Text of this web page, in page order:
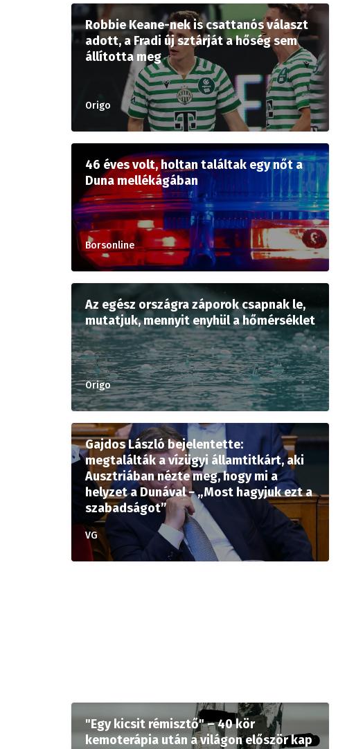
Robbie Keane-nek is csattanós választ
adott, a Fradi új sztárját a hőség sem
állította meg
Origo
46 éves volt, holtan találtak egy nőt a
Duna mellékágában
Borsonline
Az egész országra záporok csapnak le,
mutatjuk, mennyit enyhül a hőmérséklet
Origo
Gajdos László bejelentette:
megtalálták a vízügyi államtitkárt, aki
Ausztriában nézte meg, hogy mi a
helyzet a Dunával − „Most hagyjuk ezt a
szabadságot”
VG
"Egy kicsit rémisztő" – 40 kör
kemoterápia után a világon először kap